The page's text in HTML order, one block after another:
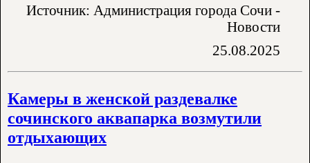
Источник: Администрация города Сочи -
Новости
25.08.2025
Камеры в женской раздевалке
сочинского аквапарка возмутили
отдыхающих